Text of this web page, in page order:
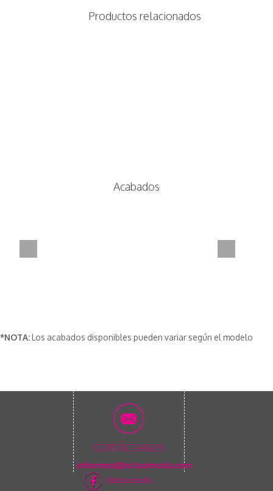
Productos relacionados
Acabados
*NOTA:Los acabados disponibles pueden variar según el modelo
CONTÁCTANOS
informes@botaomoda.com
/Botaomoda